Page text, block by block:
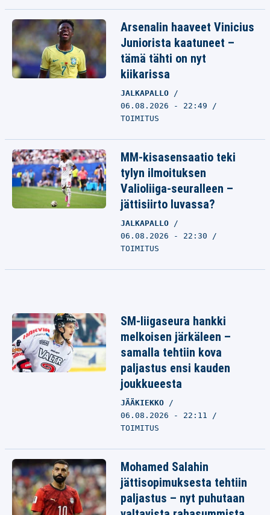
Arsenalin haaveet Vinicius
Juniorista kaatuneet –
tämä tähti on nyt
kiikarissa
JALKAPALLO
06.08.2026 - 22:49
TOIMITUS
MM-kisasensaatio teki
tylyn ilmoituksen
Valioliiga-seuralleen –
jättisiirto luvassa?
JALKAPALLO
06.08.2026 - 22:30
TOIMITUS
SM-liigaseura hankki
melkoisen järkäleen –
samalla tehtiin kova
paljastus ensi kauden
joukkueesta
JÄÄKIEKKO
06.08.2026 - 22:11
TOIMITUS
Mohamed Salahin
jättisopimuksesta tehtiin
paljastus – nyt puhutaan